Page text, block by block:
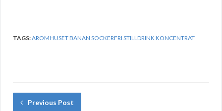
TAGS:AROMHUSET BANAN SOCKERFRI STILLDRINK KONCENTRAT
Previous Post